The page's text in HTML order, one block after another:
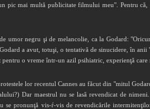
pic mai multă publicitate filmului meu". Pentru
umor negru şi de melancolie, ca la Godard:
a avut, totuşi, o tentativă de sinucidere, în
o vreme într-un azil psihiatric, experienţă care
lor recentul Cannes au făcut din "mitul
Dar maestrul nu se lasă revendicat de
pronunţă vis-ŕ-vis de revendicările